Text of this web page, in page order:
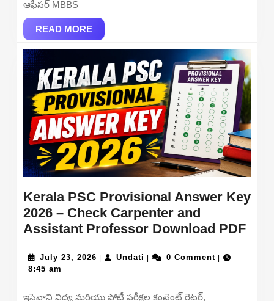
10
Posts
ఆఫీసర్ MBBS
READ MOREREAD
MORE
Kerala PSC Provisional Answer Key
2026 – Check Carpenter and
Assistant Professor Download PDF
July 23, 2026 July
| Undati Undati
| 0 Comment |
8:45 am
ఇసైవాని విద్య మరియు పోటీ పరీక్షల కంటెంట్ రైటర్,